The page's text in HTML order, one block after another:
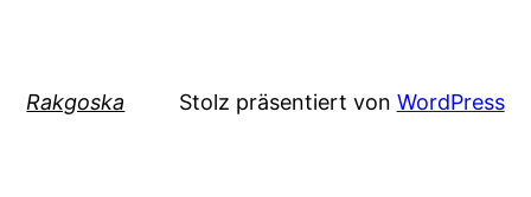
Rakgoska Stolz präsentiert von WordPress